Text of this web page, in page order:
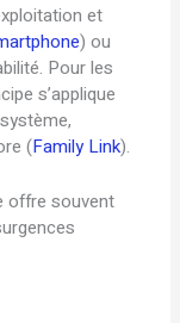
et
) ou
Pour les
s’applique
(Family Link).
offre souvent